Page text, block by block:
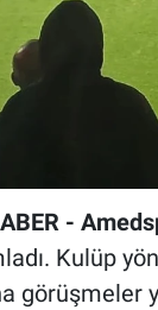
-
Kulüp
görüşmeler